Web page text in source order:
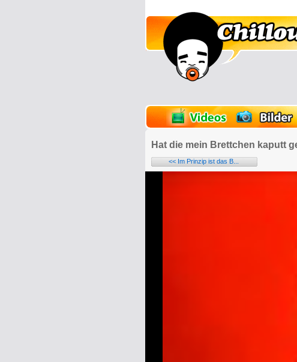
Hat die mein Brettchen kaputt
<< Im Prinzip ist das B...